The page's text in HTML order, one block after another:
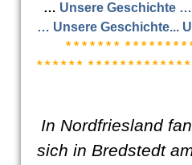
… Unsere Geschichte
… Unsere Geschichte...
* * * * * * * * * * * * * * * *
* * * * * * * * * * * * * * * * * * *
In Nordfriesland
sich in Bredstedt